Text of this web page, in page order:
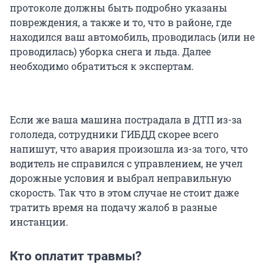
протоколе должны быть подробно указаны
повреждения, а также и то, что в районе, где
находился ваш автомобиль, проводилась (или не
проводилась) уборка снега и льда. Далее
необходимо обратиться к экспертам.
Если же ваша машина пострадала в ДТП из-за
гололеда, сотрудники ГИБДД скорее всего
напишут, что авария произошла из-за того, что
водитель не справился с управлением, не учел
дорожные условия и выбрал неправильную
скорость. Так что в этом случае не стоит даже
тратить время на подачу жалоб в разные
инстанции.
Кто оплатит травмы?